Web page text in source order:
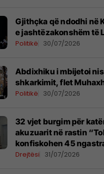
Gjithçka që ndodhi në
e jashtëzakonshëm të
Politikë 30/07/2026
Abdixhiku i mbijetoi
shkarkimit, flet
Politikë 30/07/2026
32 vjet burgim për
akuzuarit në rastin
konfiskohen 45
kadastrale
Drejtësi 31/07/2026